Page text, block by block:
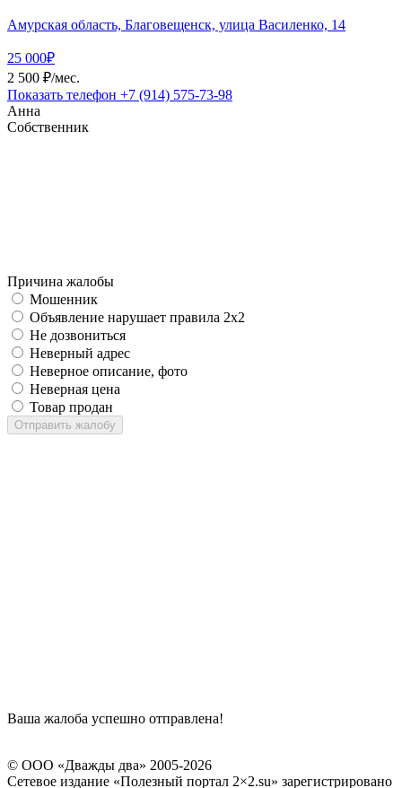
Амурская область, Благовещенск, улица Василенко, 14
25 000₽
2 500 ₽/мес.
Показать телефон +7 (914) 575-73-98
Анна
Собственник
Причина жалобы
Мошенник
Объявление нарушает правила 2x2
Не дозвониться
Неверный адрес
Неверное описание, фото
Неверная цена
Товар продан
Отправить жалобу
Ваша жалоба успешно отправлена!
© ООО «Дважды два» 2005-2026
Сетевое издание «Полезный портал 2×2.su» зарегистрировано